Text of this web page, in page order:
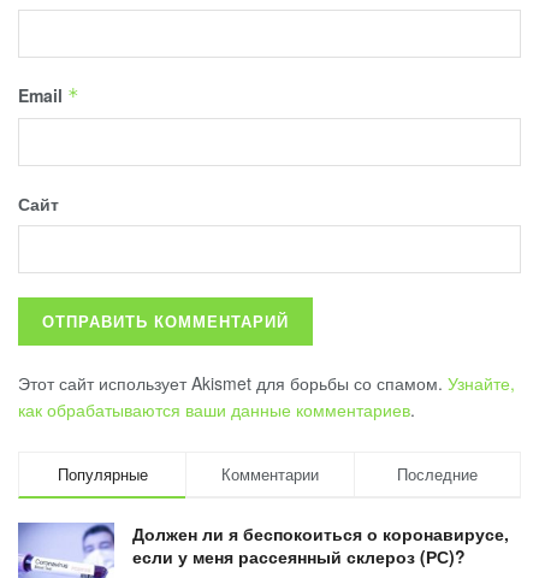
Email *
Сайт
Этот сайт использует Akismet для борьбы со спамом. Узнайте,
как обрабатываются ваши данные комментариев.
Популярные Комментарии Последние
Должен ли я беспокоиться о коронавирусе,
если у меня рассеянный склероз (РС)?